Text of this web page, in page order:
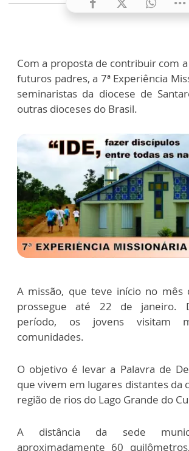
Com a proposta de contribuir com
futuros padres, a 7ª Experiência
seminaristas da diocese de
outras dioceses do Brasil.
A missão, que teve início no mês
prossegue até 22 de janeiro.
período, os jovens visitam
comunidades.
O objetivo é levar a Palavra de
que vivem em lugares distantes da
região de rios do Lago Grande do
A distância da sede
aproximadamente 60